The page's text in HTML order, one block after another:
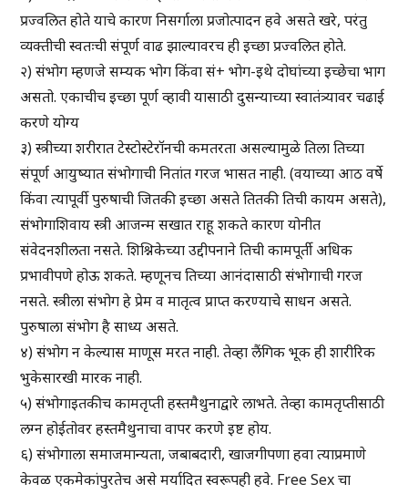
प्रज्वलित होते याचे कारण निसर्गाला प्रजोत्पादन हवे असते खरे, परंतु
व्यक्तीची स्वतःची संपूर्ण वाढ झाल्यावरच ही इच्छा प्रज्वलित होते.
२) संभोग म्हणजे सम्यक भोग किंवा सं+ भोग-इथे दोघांच्या इच्छेचा भाग
असतो. एकाचीच इच्छा पूर्ण व्हावी यासाठी दुसन्याच्या स्वातंत्र्यावर चढाई
करणे योग्य
३) स्त्रीच्या शरीरात टेस्टोस्टेरॉनची कमतरता असल्यामुळे तिला तिच्या
संपूर्ण आयुष्यात संभोगाची नितांत गरज भासत नाही. (वयाच्या आठ वर्षे
किंवा त्यापूर्वी पुरुषाची जितकी इच्छा असते तितकी तिची कायम असते),
संभोगाशिवाय स्त्री आजन्म सखात राहू शकते कारण योनीत
संवेदनशीलता नसते. शिश्निकेच्या उद्दीपनाने तिची कामपूर्ती अधिक
प्रभावीपणे होऊ शकते. म्हणूनच तिच्या आनंदासाठी संभोगाची गरज
नसते. स्त्रीला संभोग हे प्रेम व मातृत्व प्राप्त करण्याचे साधन असते.
पुरुषाला संभोग है साध्य असते.
४) संभोग न केल्यास माणूस मरत नाही. तेव्हा लैंगिक भूक ही शारीरिक
भुकेसारखी मारक नाही.
५) संभोगाइतकीच कामतृप्ती हस्तमैथुनाद्वारे लाभते. तेव्हा कामतृप्तीसाठी
लग्न होईतोवर हस्तमैथुनाचा वापर करणे इष्ट होय.
६) संभोगाला समाजमान्यता, जबाबदारी, खाजगीपणा हवा त्याप्रमाणे
केवळ एकमेकांपुरतेच असे मर्यादित स्वरूपही हवे. Free Sex चा